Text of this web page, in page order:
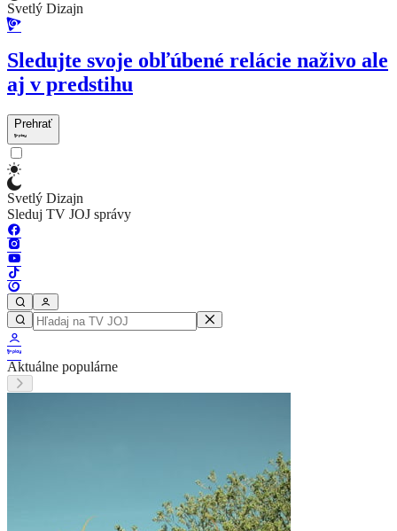
Svetlý Dizajn
Sledujte svoje obľúbené relácie naživo ale
aj v predstihu
Prehrať
Svetlý Dizajn
Sleduj TV JOJ správy
Aktuálne populárne